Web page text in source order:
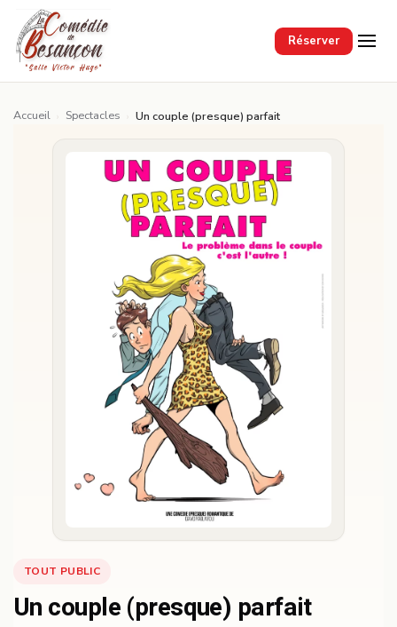
Réserver
Passer au contenu principal
Accueil Spectacles Un couple (presque) parfait
TOUT PUBLIC
Un couple (presque) parfait